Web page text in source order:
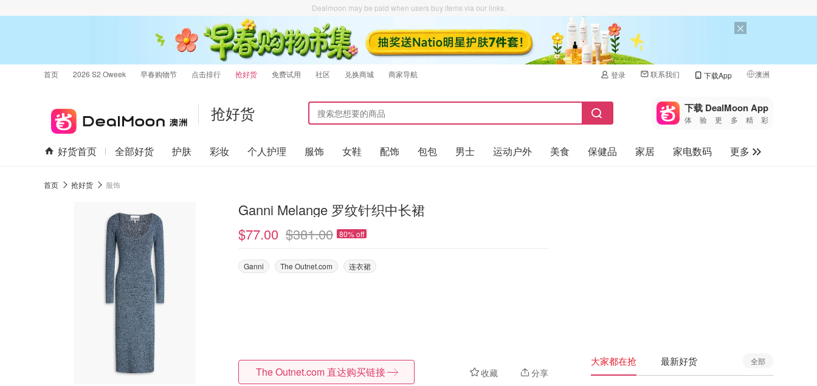
Dealmoon may be paid when users buy items via our links.
首页 2026 S2 Oweek 早春购物节 点击排行 抢好货 免费试用 社区 兑换商城 商家导航 登录 联系我们 下载App 澳洲
🇺🇸
🇨🇳 中国
🇨🇦加拿大
抢好货 下载 DealMoon App
体验更多精彩
好货首页 全部好货 护肤 彩妆 个人护理 服饰 女鞋 配饰 包包 男士 运动户外 美食 保健品 家居 家电数码
更多
首页 抢好货 服饰
Ganni Melange 罗纹针织中长裙
$77.00 $381.00 80% off
Ganni The Outnet.com 连衣裙
收藏 分享
The Outnet.com 直达购买链接
大家都在抢 最新好货 全部